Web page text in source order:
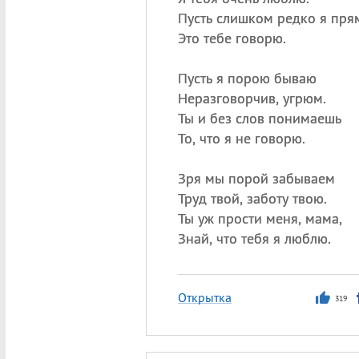
Пусть слишком редко я
Это тебе говорю.
Пусть я порою бываю
Неразговорчив, угрюм.
Ты и без слов понимаешь
То, что я не говорю.
Зря мы порой забываем
Труд твой, заботу твою.
Ты уж прости меня, мама,
Знай, что тебя я люблю.
Открытка 319